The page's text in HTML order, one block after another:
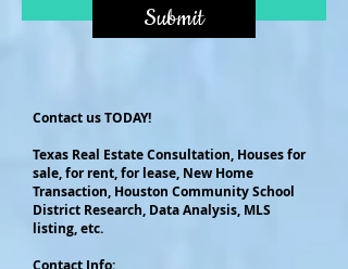
Submit
Contact us TODAY!
Texas Real Estate Consultation, Houses for
sale, for rent, for lease, New Home
Transaction, Houston Community School
District Research, Data Analysis, MLS
listing, etc.
Contact Info: